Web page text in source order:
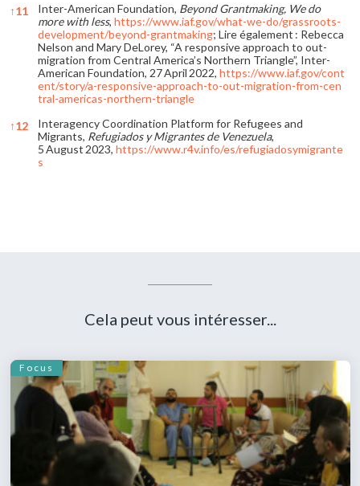
↑11 Inter-American Foundation, Beyond Grantmaking, We do
more with less, https://www.iaf.gov/what-we-do/grassroots-
development/beyond-grantmaking; Lire également : Rebecca
Nelson and Mary DeLorey, “A responsive approach to out-
migration from Central America’s Northern Triangle”, Inter-
American Foundation, 27 April 2022, https://www.iaf.gov/cont
ent/story/a-responsive-approach-to-out-migration-from-cen
tral-americas-northern-triangle
↑12
Interagency Coordination Platform for Refugees and
Migrants, Refugiados y Migrantes de Venezuela,
5 August 2023, https://www.r4v.info/es/refugiadosymigrante
s
Cela peut vous intéresser...
Focus